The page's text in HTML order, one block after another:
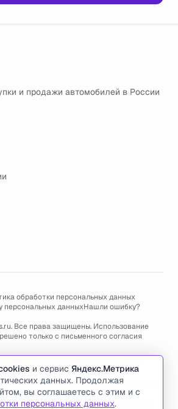
и продажи автомобилей в России
обработки персональных данных
персональных данныхНашли ошибку?
Все права защищены. Использование
только с письменного согласия
с использованием cookies и
данных.
с работой сайта, ошибками, глюками
по адресу электронной почты
пишите в телеграм@usedcarsru_support
и сервис Яндекс.Метрика
данных. Продолжая
вы соглашаетесь с этим и с
персональных данных.